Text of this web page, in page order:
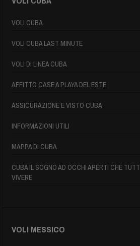
VOLI CUBA
VOLI CUBA LAST MINUTE
VOLI DI LINEA CUBA
AFFITTO CASE A PLAYA DEL ESTE
ASSICURAZIONE E VISTO CUBA
INFORMAZIONI UTILI
MAPPA DI CUBA
CUBA IL SOGNO AD OCCHI APERTI CHE
VIVERE
VOLI MESSICO